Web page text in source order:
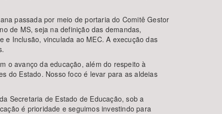
BUSCAR
passada por meio de portaria do Comitê Gestor
de MS, seja na definição das demandas,
e Inclusão, vinculada ao MEC. A execução das
o avanço da educação, além do respeito à
do Estado. Nosso foco é levar para as aldeias
Secretaria de Estado de Educação, sob a
é prioridade e seguimos investindo para